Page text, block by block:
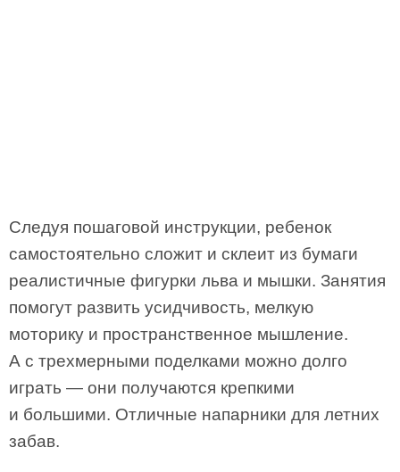
Следуя пошаговой инструкции, ребенок
самостоятельно сложит и склеит из бумаги
реалистичные фигурки льва и мышки. Занятия
помогут развить усидчивость, мелкую
моторику и пространственное мышление.
А с трехмерными поделками можно долго
играть — они получаются крепкими
и большими. Отличные напарники для летних
забав.